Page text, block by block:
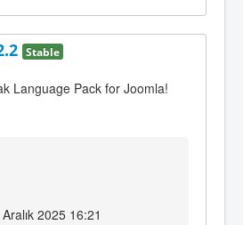
Stable
Language Pack for Joomla!
2025 16:21